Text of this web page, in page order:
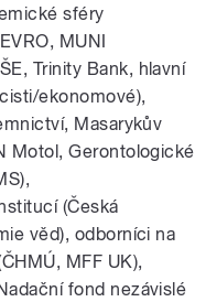
sféry
MUNI
Trinity Bank, hlavní
ekonomové),
Masarykův
Motol, Gerontologické
(Česká
věd), odborníci na
MFF UK),
fond nezávislé